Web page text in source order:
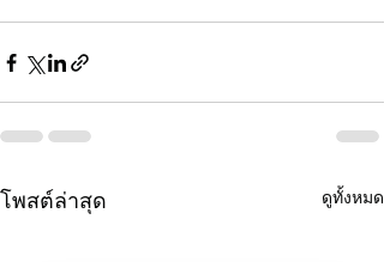
โพสต์ล่าสุด ดูทั้งหมด